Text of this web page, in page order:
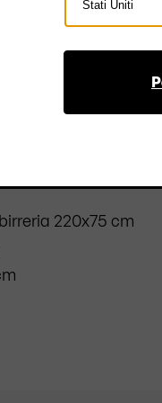
aggiuntiva è
separatamente.
di trasporto
220x75 cm
Paese